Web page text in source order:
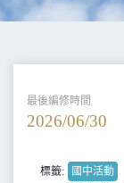
最後編修時間
2026/06/30
標籤: 國中活動